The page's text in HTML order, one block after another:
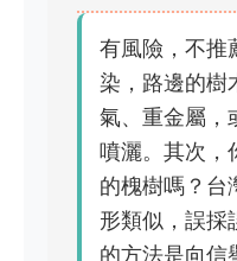
有風險，不推
染，路邊的樹
氣、重金屬，
噴灑。其次，
的槐樹嗎？台
形類似，誤採
的方法是向信